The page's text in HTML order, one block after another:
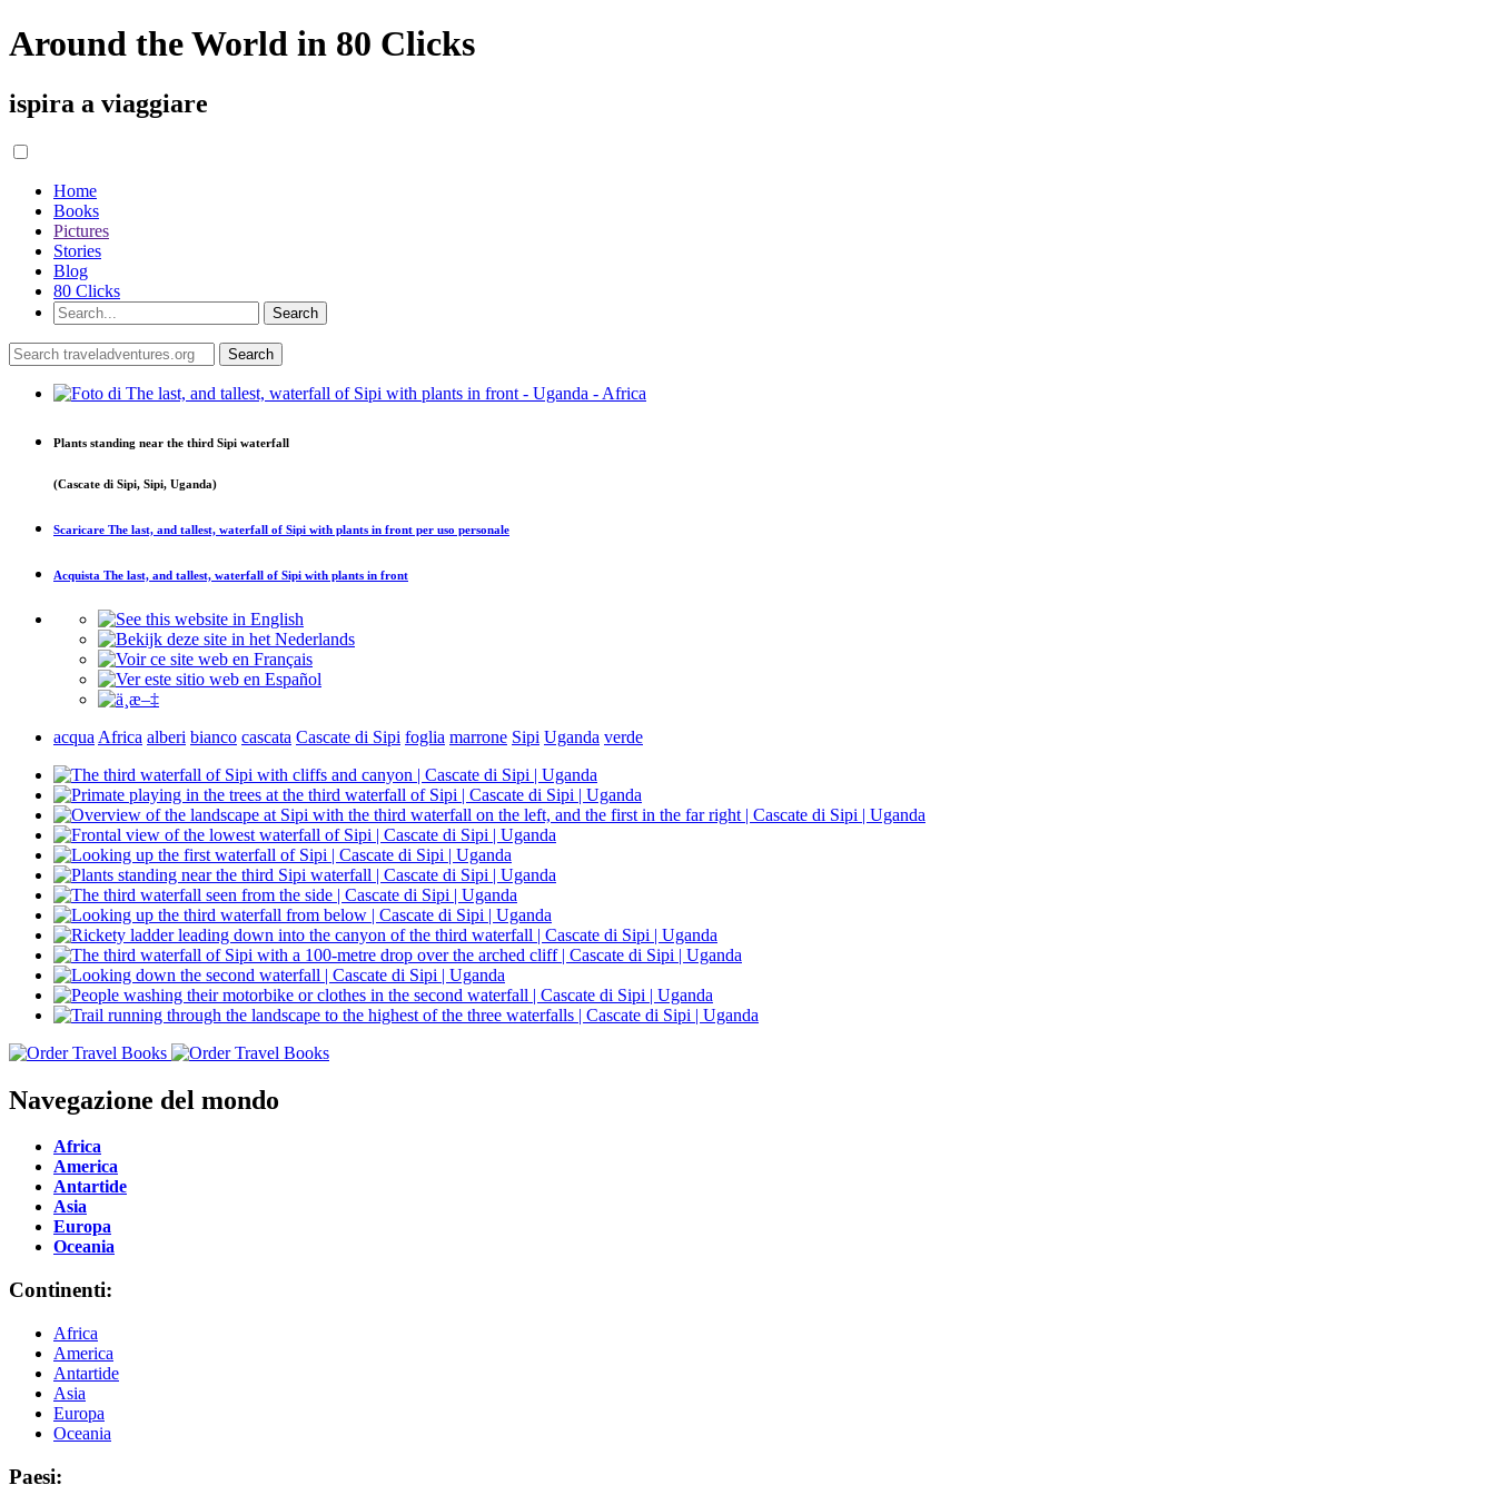
Around the World in 80 Clicks
ispira a viaggiare
Home
Books
Pictures
Stories
Blog
80 Clicks
Plants standing near the third Sipi waterfall
(Cascate di Sipi, Sipi, Uganda)
Scaricare The last, and tallest, waterfall of Sipi with plants in front per uso personale
Acquista The last, and tallest, waterfall of Sipi with plants in front
acqua Africa alberi bianco cascata Cascate di Sipi foglia marrone Sipi Uganda verde
Navegazione del mondo
Africa
America
Antartide
Asia
Europa
Oceania
Continenti:
Africa
America
Antartide
Asia
Europa
Oceania
Paesi: